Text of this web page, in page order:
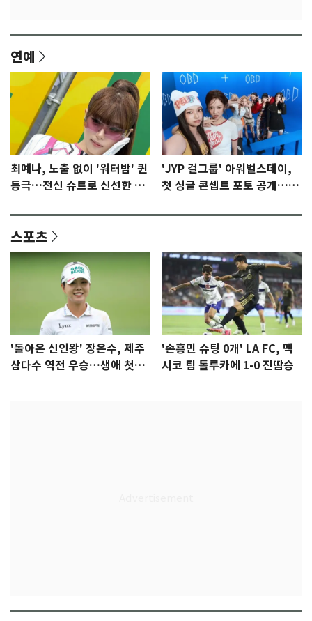
연예
최예나, 노출 없이 '워터밤' 퀸
등극…전신 슈트로 신선한 충
'JYP 걸그룹' 아워벌스데이,
첫 싱글 콘셉트 포토 공개…청
스포츠
'돌아온 신인왕' 장은수, 제주
삼다수 역전 우승…생애 첫승
'손흥민 슈팅 0개' LA FC, 멕
시코 팀 톨루카에 1-0 진땀승